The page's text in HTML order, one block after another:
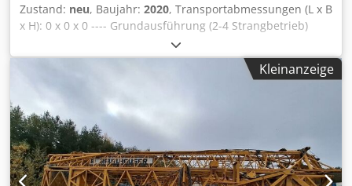
Zustand: neu, Baujahr: 2020, Transportabmessungen (L x B
x H): 0 x 0 x 0 ---- Grundausführung (2-4 Strangbetrieb)
Hubwerk mit FU Dcodpfozkzxgjx Am Rok
Funkfernsteuerung Abstützeinrichtung komplett für
Drehbühnenverlängerung Lichtransformator 4,7kVA Dreh-
und Katzfahrbegrenzung DKR 2,5m (=14x Ballast a? 2000
kg)
Kleinanzeige